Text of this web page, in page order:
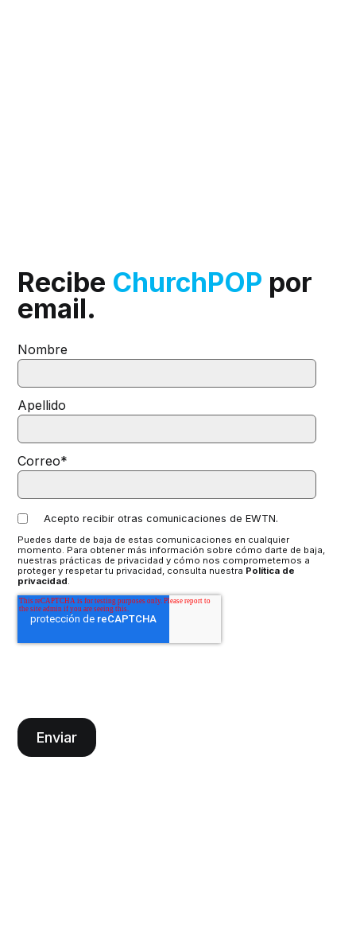
Recibe ChurchPOP por
email.
Nombre
Apellido
Correo*
Acepto recibir otras comunicaciones de EWTN.
Puedes darte de baja de estas comunicaciones en cualquier
momento. Para obtener más información sobre cómo darte de baja,
nuestras prácticas de privacidad y cómo nos comprometemos a
proteger y respetar tu privacidad, consulta nuestra Política de
privacidad.